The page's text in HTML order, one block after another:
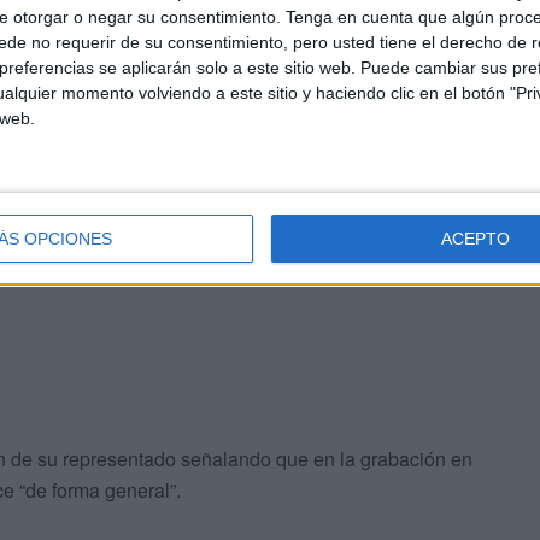
otorgar o negar su consentimiento. Tenga en cuenta que algún
no requerir de su consentimiento, pero usted tiene el derecho de
se aplicarán solo a este sitio web. Puede cambiar sus
momento volviendo a este sitio y haciendo clic en el botón
OPCIONES ACEPTO
le ha generado “más presión y malestar”. “En esos
temor porque hubiera personas como el acusado que
Fiscal siguió pidiendo una sentencia condenatoria
la pena de 12 meses demultaa razón de 10 euros
que abonar la cantidad de 3.000 euros como
su representado señalando que en la grabación en
“de forma general”.